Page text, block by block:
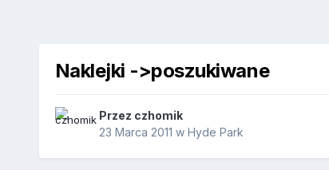
Naklejki ->poszukiwane
Przez czhomik
23 Marca 2011 w Hyde Park